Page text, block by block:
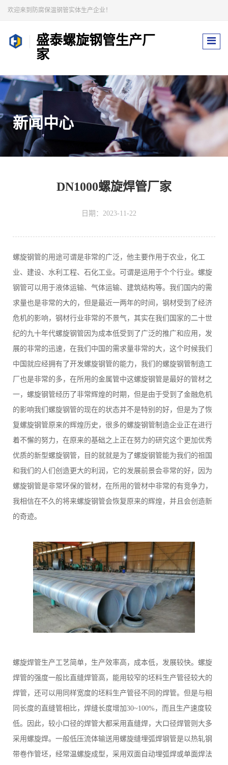
欢迎来到防腐保温钢管实体生产企业！
盛泰螺旋钢管生产厂
家
新闻中心
DN1000螺旋焊管厂家
日期：2023-11-22
螺旋钢管的用途可谓是非常的广泛，他主要作用于农业，化工
业、建设、水利工程、石化工业。可谓是运用于个个行业。螺旋
钢管可以用于液体运输、气体运输、建筑结构等。我们国内的需
求量也是非常的大的，但是最近一两年的时间，钢材受到了经济
危机的影响，钢材行业非常的不景气，其实在我们国家的二十世
纪的九十年代螺旋钢管因为成本低受到了广泛的推广和应用，发
展的非常的迅速，在我们中国的需求量非常的大，这个时候我们
中国就应经拥有了开发螺旋钢管的能力，我们的螺旋钢管制造工
厂也是非常的多，在所用的金属管中这螺旋钢管是最好的管材之
一，螺旋钢管经历了非常辉煌的时期，但是由于受到了金融危机
的影响我们螺旋钢管的现在的状态并不是特别的好，但是为了恢
复螺旋钢管原来的辉煌历史，很多的螺旋钢管制造企业正在进行
着不懈的努力，在原来的基础之上正在努力的研究这个更加优秀
优质的新型螺旋钢管，目的就就是为了螺旋钢管能为我们的祖国
和我们的人们创造更大的利润，它的发展前景会非常的好，因为
螺旋钢管是非常环保的管材，在所用的管材中非常的有竞争力，
我相信在不久的将来螺旋钢管会恢复原来的辉煌，并且会创造新
的奇迹。
螺旋焊管生产工艺简单，生产效率高，成本低，发展较快。螺旋
焊管的强度一般比直缝焊管高，能用较窄的坯料生产管径较大的
焊管，还可以用同样宽度的坯料生产管径不同的焊管。但是与相
同长度的直缝管相比，焊缝长度增加30~100%，而且生产速度较
低。因此，较小口径的焊管大都采用直缝焊，大口径焊管则大多
采用螺旋焊。一般低压流体输送用螺旋缝埋弧焊钢管是以热轧钢
带卷作管坯，经常温螺旋成型，采用双面自动埋弧焊或单面焊法